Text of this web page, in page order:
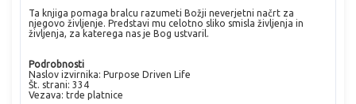
Ta knjiga pomaga bralcu razumeti Božji neverjetni načrt za
njegovo življenje. Predstavi mu celotno sliko smisla življenja in
življenja, za katerega nas je Bog ustvaril.
Podrobnosti
Naslov izvirnika: Purpose Driven Life
Št. strani: 334
Vezava: trde platnice